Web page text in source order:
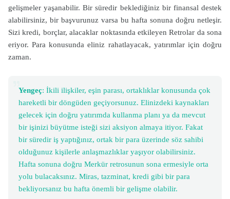
gelişmeler yaşanabilir. Bir süredir beklediğiniz bir finansal destek
alabilirsiniz, bir başvurunuz varsa bu hafta sonuna doğru netleşir.
Sizi kredi, borçlar, alacaklar noktasında etkileyen Retrolar da sona
eriyor. Para konusunda eliniz rahatlayacak, yatırımlar için doğru
zaman.
Yengeç: İkili ilişkiler, eşin parası, ortaklıklar konusunda çok
hareketli bir döngüden geçiyorsunuz. Elinizdeki kaynakları
gelecek için doğru yatırımda kullanma planı ya da mevcut
bir işinizi büyütme isteği sizi aksiyon almaya itiyor. Fakat
bir süredir iş yaptığınız, ortak bir para üzerinde söz sahibi
olduğunuz kişilerle anlaşmazlıklar yaşıyor olabilirsiniz.
Hafta sonuna doğru Merkür retrosunun sona ermesiyle orta
yolu bulacaksınız. Miras, tazminat, kredi gibi bir para
bekliyorsanız bu hafta önemli bir gelişme olabilir.